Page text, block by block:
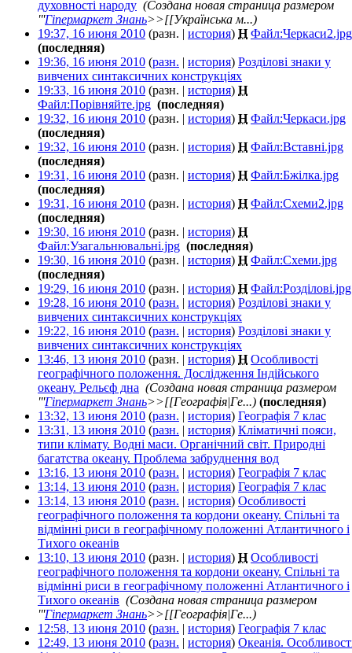
духовності народу (Создана новая страница размером
'''Гіпермаркет Знань>>[[Українська м...)
19:37, 16 июня 2010 (разн. | история) Н Файл:Черкаси2.jpg
(последняя)
19:36, 16 июня 2010 (разн. | история) Розділові знаки у
вивчених синтаксичних конструкціях
19:33, 16 июня 2010 (разн. | история) Н
Файл:Порівняйте.jpg (последняя)
19:32, 16 июня 2010 (разн. | история) Н Файл:Черкаси.jpg
(последняя)
19:32, 16 июня 2010 (разн. | история) Н Файл:Вставні.jpg
(последняя)
19:31, 16 июня 2010 (разн. | история) Н Файл:Бжілка.jpg
(последняя)
19:31, 16 июня 2010 (разн. | история) Н Файл:Схеми2.jpg
(последняя)
19:30, 16 июня 2010 (разн. | история) Н
Файл:Узагальнювальні.jpg (последняя)
19:30, 16 июня 2010 (разн. | история) Н Файл:Схеми.jpg
(последняя)
19:29, 16 июня 2010 (разн. | история) Н Файл:Розділові.jpg
19:28, 16 июня 2010 (разн. | история) Розділові знаки у
вивчених синтаксичних конструкціях
19:22, 16 июня 2010 (разн. | история) Розділові знаки у
вивчених синтаксичних конструкціях
13:46, 13 июня 2010 (разн. | история) Н Особливості
географічного положення. Дослідження Індійського
океану. Рельєф дна (Создана новая страница размером
'''Гіпермаркет Знань>>[[Географія|Ге...) (последняя)
13:32, 13 июня 2010 (разн. | история) Географія 7 клас
13:31, 13 июня 2010 (разн. | история) Кліматичні пояси,
типи клімату. Водні маси. Органічний світ. Природні
багатства океану. Проблема забруднення вод
13:16, 13 июня 2010 (разн. | история) Географія 7 клас
13:14, 13 июня 2010 (разн. | история) Географія 7 клас
13:14, 13 июня 2010 (разн. | история) Особливості
географічного положення та кордони океану. Спільні та
відмінні риси в географічному положенні Атлантичного і
Тихого океанів
13:10, 13 июня 2010 (разн. | история) Н Особливості
географічного положення та кордони океану. Спільні та
відмінні риси в географічному положенні Атлантичного і
Тихого океанів (Создана новая страница размером
'''Гіпермаркет Знань>>[[Географія|Ге...)
12:58, 13 июня 2010 (разн. | история) Географія 7 клас
12:49, 13 июня 2010 (разн. | история) Океанія.